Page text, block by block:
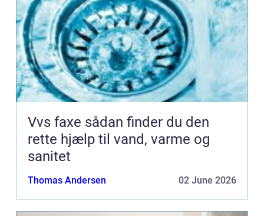
Vvs faxe sådan finder du den
rette hjælp til vand, varme og
sanitet
Thomas Andersen 02 June 2026